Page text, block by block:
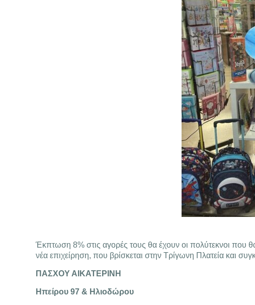
Έκπτωση 8% στις αγορές τους θα έχουν οι πολύτεκνοι που
νέα επιχείρηση, που βρίσκεται στην Τρίγωνη Πλατεία και
ΠΑΣΧΟΥ ΑΙΚΑΤΕΡΙΝΗ
Ηπείρου 97 & Ηλιοδώρου